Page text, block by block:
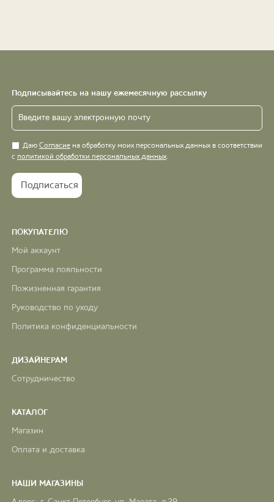
Подписывайтесь на нашу ежемесячную рассылку
Даю Согласие на обработку моих персональных данных в соответствии
с политикой обработки персональных данных.
ПОКУПАТЕЛЮ
Мой аккаунт
Программа лояльности
Пожизненная гарантия
Руководство по уходу
Политика конфиденциальности
ДИЗАЙНЕРАМ
Сотрудничество
КАТАЛОГ
Магазин
Оплата и доставка
НАШИ МАГАЗИНЫ